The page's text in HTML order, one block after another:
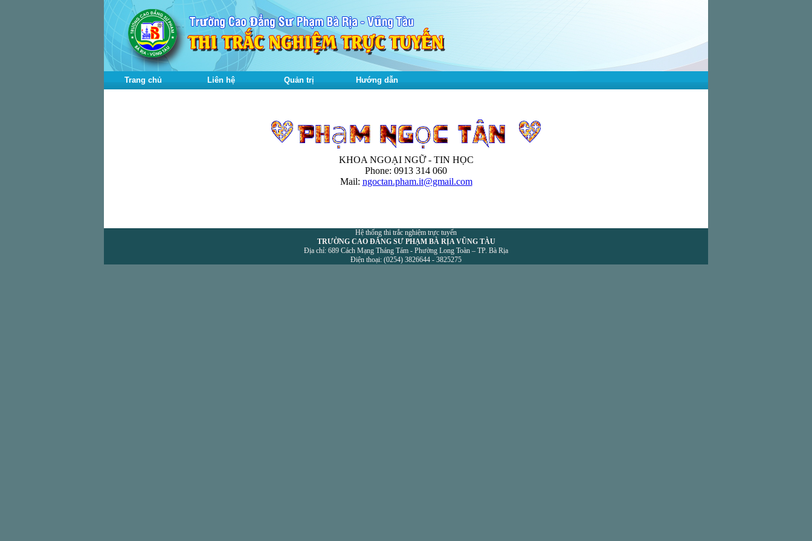
Trang chủ Liên hệ Quản trị Hướng dẫn
KHOA NGOẠI NGỮ - TIN HỌC
Phone: 0913 314 060
Mail: ngoctan.pham.it@gmail.com
Hệ thống thi trắc nghiệm trực tuyến
TRƯỜNG CAO ĐẲNG SƯ PHẠM BÀ RỊA VŨNG TÀU
Địa chỉ: 689 Cách Mạng Tháng Tám - Phường Long Toàn – TP. Bà Rịa
Điện thoại: (0254) 3826644 - 3825275